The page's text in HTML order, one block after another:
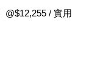
@$12,255 / 實用